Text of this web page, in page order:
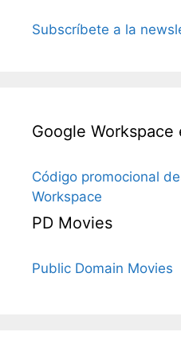
Subscríbete a la
Google Workspace
Código promocional
Workspace
PD Movies
Public Domain Movies